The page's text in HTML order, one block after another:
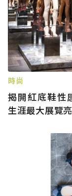
時尚
揭開紅底鞋性
生涯最大展覽